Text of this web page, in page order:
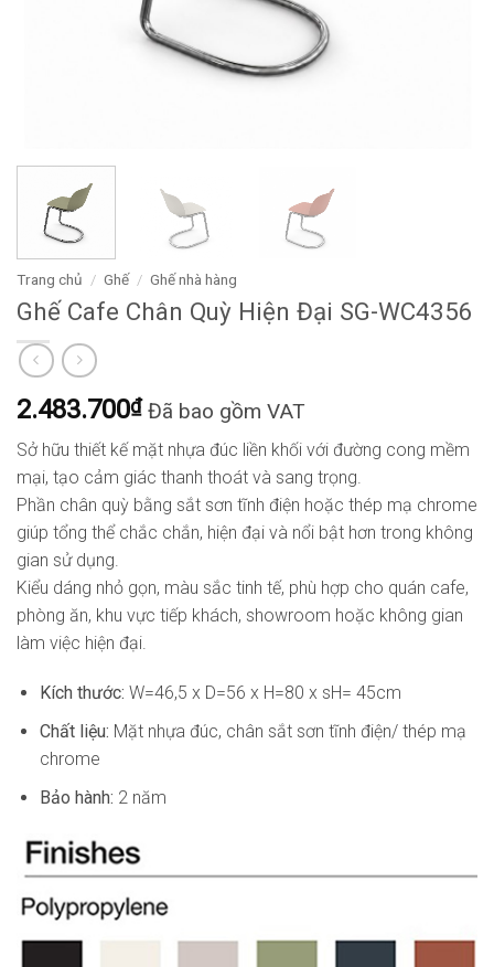
Trang chủ / Ghế / Ghế nhà hàng
Ghế Cafe Chân Quỳ Hiện Đại SG-WC4356
2.483.700₫ Đã bao gồm VAT
Sở hữu thiết kế mặt nhựa đúc liền khối với đường cong mềm
mại, tạo cảm giác thanh thoát và sang trọng.
Phần chân quỳ bằng sắt sơn tĩnh điện hoặc thép mạ chrome
giúp tổng thể chắc chắn, hiện đại và nổi bật hơn trong không
gian sử dụng.
Kiểu dáng nhỏ gọn, màu sắc tinh tế, phù hợp cho quán cafe,
phòng ăn, khu vực tiếp khách, showroom hoặc không gian
làm việc hiện đại.
Kích thước: W=46,5 x D=56 x H=80 x sH= 45cm
Chất liệu: Mặt nhựa đúc, chân sắt sơn tĩnh điện/ thép mạ
chrome
Bảo hành: 2 năm